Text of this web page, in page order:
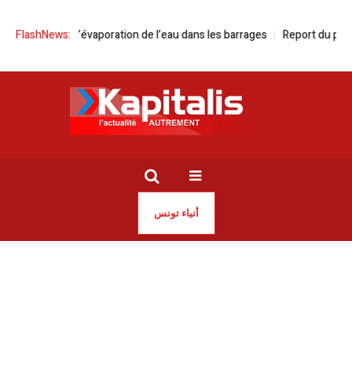
FlashNews:
l’évaporation de l’eau dans les barrages Report du procès
أنباء تونس